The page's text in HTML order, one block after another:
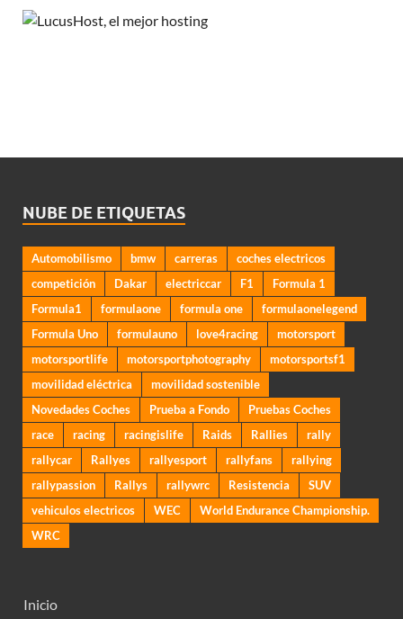
NUBE DE ETIQUETAS
Automobilismo bmw carreras
coches electricos
competición
Dakar electriccar F1
Formula 1
Formula1
formulaone formula one
formulaonelegend
Formula Uno
formulauno love4racing
motorsport
motorsportlife
motorsportphotography
motorsportsf1
movilidad eléctrica
movilidad sostenible
Novedades Coches
Prueba a Fondo
Pruebas Coches
race
racing racingislife Raids Rallies
rally
rallycar
Rallyes rallyesport rallyfans
rallying
rallypassion
Rallys rallywrc Resistencia
SUV
vehiculos electricos
WEC
World Endurance Championship.
WRC
Inicio